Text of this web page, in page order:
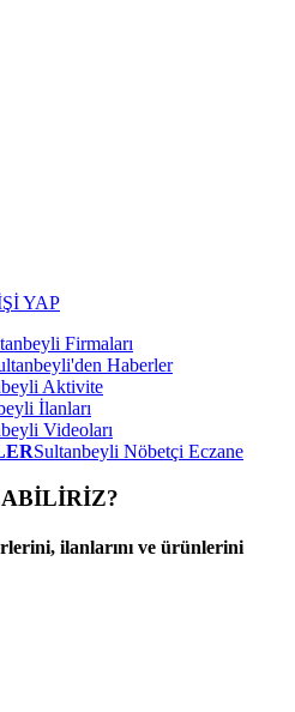
YAP
Firmaları
Haberler
Aktivite
İlanları
Videoları
Sultanbeyli Nöbetçi Eczane
?
ilanlarını ve ürünlerini